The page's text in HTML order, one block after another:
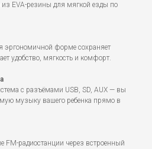
EVA-резины для мягкой езды по
эргономичной форме сохраняет
удобство, мягкость и комфорт.
с разъёмами USB, SD, AUX — вы
музыку вашего ребенка прямо в
радиостанции через встроенный